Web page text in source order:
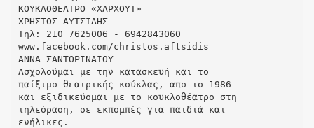
ΚΟΥΚΛΟΘΕΑΤΡΟ «ΧΑΡΧΟΥΤ»
ΧΡΗΣΤΟΣ ΑΥΤΣΙΔΗΣ
Τηλ: 210 7625006 - 6942843060
www.facebook.com/christos.aftsidis
ΑΝΝΑ ΣΑΝΤΟΡΙΝΑΙΟΥ
Ασχολούμαι με την κατασκευή και το
παίξιμο θεατρικής κούκλας, απο το 1986
και εξιδικεύομαι με το κουκλοθέατρο στη
τηλεόραση, σε εκπομπές για παιδιά και
ενήλικες.